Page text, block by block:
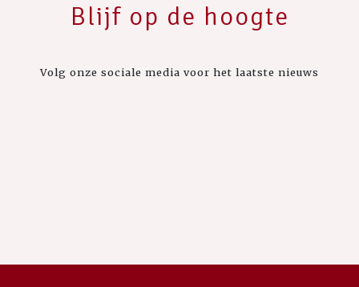
Blijf op de hoogte
Volg onze sociale media voor het laatste nieuws